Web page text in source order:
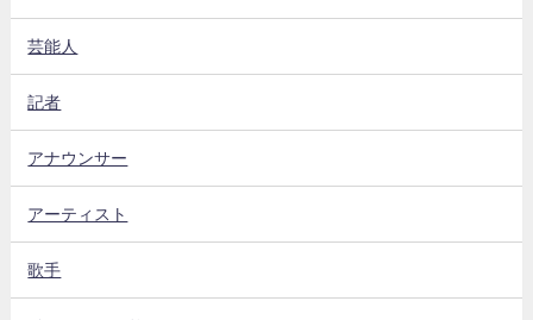
芸能人
記者
アナウンサー
アーティスト
歌手